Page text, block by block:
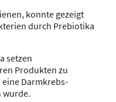
konnte gezeigt
durch Prebiotika
setzen
Produkten zu
Darmkrebs-
wurde.